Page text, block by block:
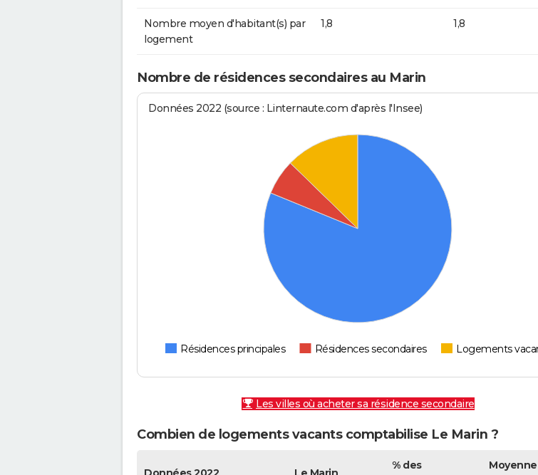
Nombre moyen d'habitant(s) par
logement
1,8 1,8
Nombre de résidences secondaires au Marin
Données 2022 (source : Linternaute.com d'après l'Insee)
Résidences principales Résidences secondaires Logements
Les villes où acheter sa résidence secondaire
Combien de logements vacants comptabilise Le Marin ?
% des
Moyenne